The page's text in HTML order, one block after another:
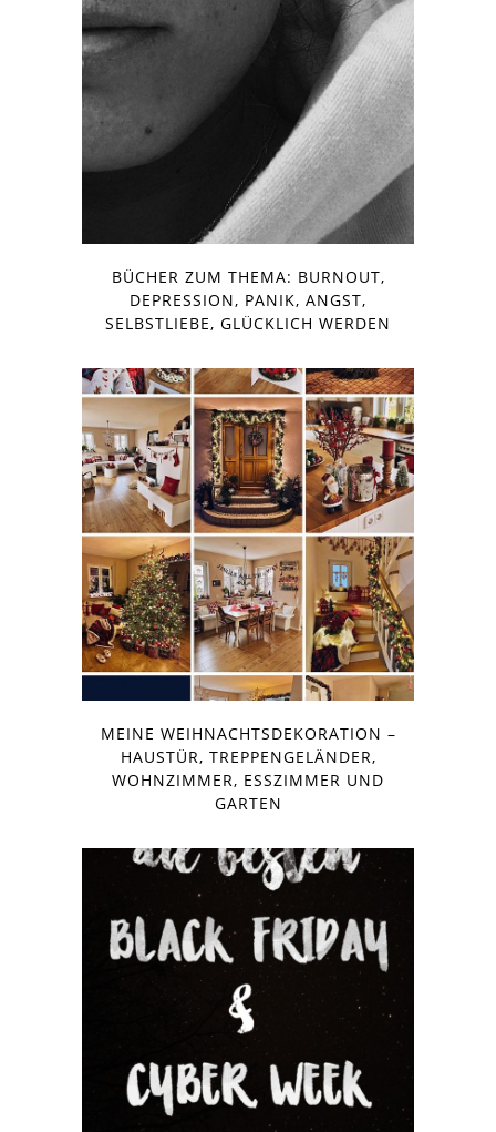
BÜCHER ZUM THEMA: BURNOUT,
DEPRESSION, PANIK, ANGST,
SELBSTLIEBE, GLÜCKLICH WERDEN
MEINE WEIHNACHTSDEKORATION –
HAUSTÜR, TREPPENGELÄNDER,
WOHNZIMMER, ESSZIMMER UND
GARTEN